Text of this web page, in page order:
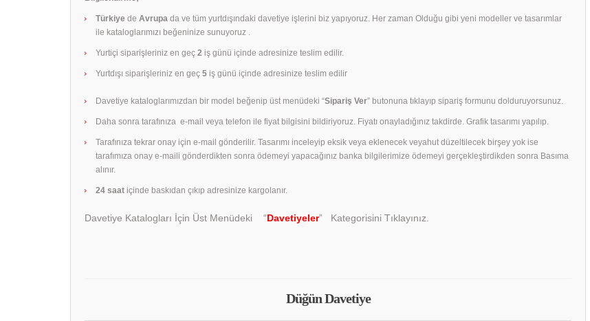
Türkiye de Avrupa da ve tüm yurtdışındaki davetiye işlerini biz yapıyoruz. Her zaman Olduğu gibi yeni modeller ve tasarımlar
ile kataloglarımızı beğeninize sunuyoruz .
Yurtiçi siparişleriniz en geç 2 iş günü içinde adresinize teslim edilir.
Yurtdışı siparişleriniz en geç 5 iş günü içinde adresinize teslim edilir
Davetiye kataloglarımızdan bir model beğenip üst menüdeki “Sipariş Ver” butonuna tıklayıp sipariş formunu dolduruyorsunuz.
Daha sonra tarafınıza e-mail veya telefon ile fiyat bilgisini bildiriyoruz. Fiyatı onayladığınız takdirde. Grafik tasarımı yapılıp.
Tarafınıza tekrar onay için e-mail gönderilir. Tasarımı inceleyip eksik veya eklenecek veyahut düzeltilecek birşey yok ise
tarafımıza onay e-maili gönderdikten sonra ödemeyi yapacağınız banka bilgilerimize ödemeyi gerçekleştirdikden sonra Basıma
alınır.
24 saat içinde baskıdan çıkıp adresinize kargolanır.
Davetiye Katalogları İçin Üst Menüdeki “Davetiyeler” Kategorisini Tıklayınız.
Düğün Davetiye